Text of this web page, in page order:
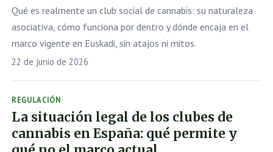
Qué es realmente un club social de cannabis: su naturaleza
asociativa, cómo funciona por dentro y dónde encaja en el
marco vigente en Euskadi, sin atajos ni mitos.
22 de junio de 2026
REGULACIÓN
La situación legal de los clubes de
cannabis en España: qué permite y